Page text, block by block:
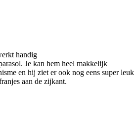
handig
Je kan hem heel makkelijk
en hij ziet er ook nog eens super leuk
aan de zijkant.